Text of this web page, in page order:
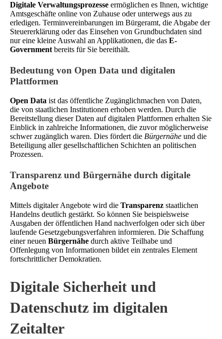
Digitale Verwaltungsprozesse ermöglichen es Ihnen, wichtige
Amtsgeschäfte online von Zuhause oder unterwegs aus zu
erledigen. Terminvereinbarungen im Bürgeramt, die Abgabe der
Steuererklärung oder das Einsehen von Grundbuchdaten sind
nur eine kleine Auswahl an Applikationen, die das E-
Government bereits für Sie bereithält.
Bedeutung von Open Data und digitalen
Plattformen
Open Data ist das öffentliche Zugänglichmachen von Daten,
die von staatlichen Institutionen erhoben werden. Durch die
Bereitstellung dieser Daten auf digitalen Plattformen erhalten Sie
Einblick in zahlreiche Informationen, die zuvor möglicherweise
schwer zugänglich waren. Dies fördert die Bürgernähe und die
Beteiligung aller gesellschaftlichen Schichten an politischen
Prozessen.
Transparenz und Bürgernähe durch digitale
Angebote
Mittels digitaler Angebote wird die Transparenz staatlichen
Handelns deutlich gestärkt. So können Sie beispielsweise
Ausgaben der öffentlichen Hand nachverfolgen oder sich über
laufende Gesetzgebungsverfahren informieren. Die Schaffung
einer neuen Bürgernähe durch aktive Teilhabe und
Offenlegung von Informationen bildet ein zentrales Element
fortschrittlicher Demokratien.
Digitale Sicherheit und
Datenschutz im digitalen
Zeitalter